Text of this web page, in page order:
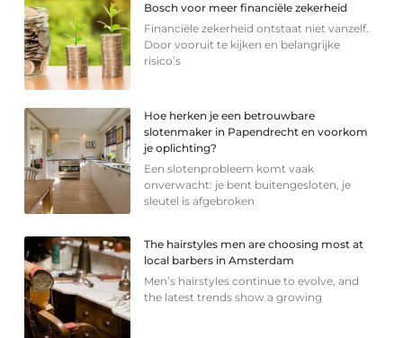
Bosch voor meer financiële zekerheid
Financiële zekerheid ontstaat niet vanzelf.
Door vooruit te kijken en belangrijke
risico’s
Hoe herken je een betrouwbare
slotenmaker in Papendrecht en voorkom
je oplichting?
Een slotenprobleem komt vaak
onverwacht: je bent buitengesloten, je
sleutel is afgebroken
The hairstyles men are choosing most at
local barbers in Amsterdam
Men’s hairstyles continue to evolve, and
the latest trends show a growing